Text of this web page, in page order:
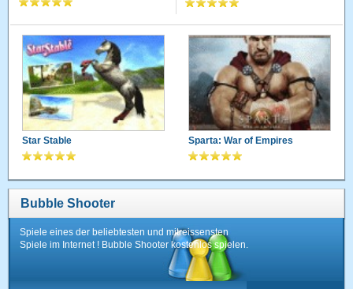
Star Stable Sparta: War of Empires
Bubble Shooter
Spiele eines der beliebtesten und mitreissensten
Spiele im Internet ! Bubble Shooter kostenlos spielen.